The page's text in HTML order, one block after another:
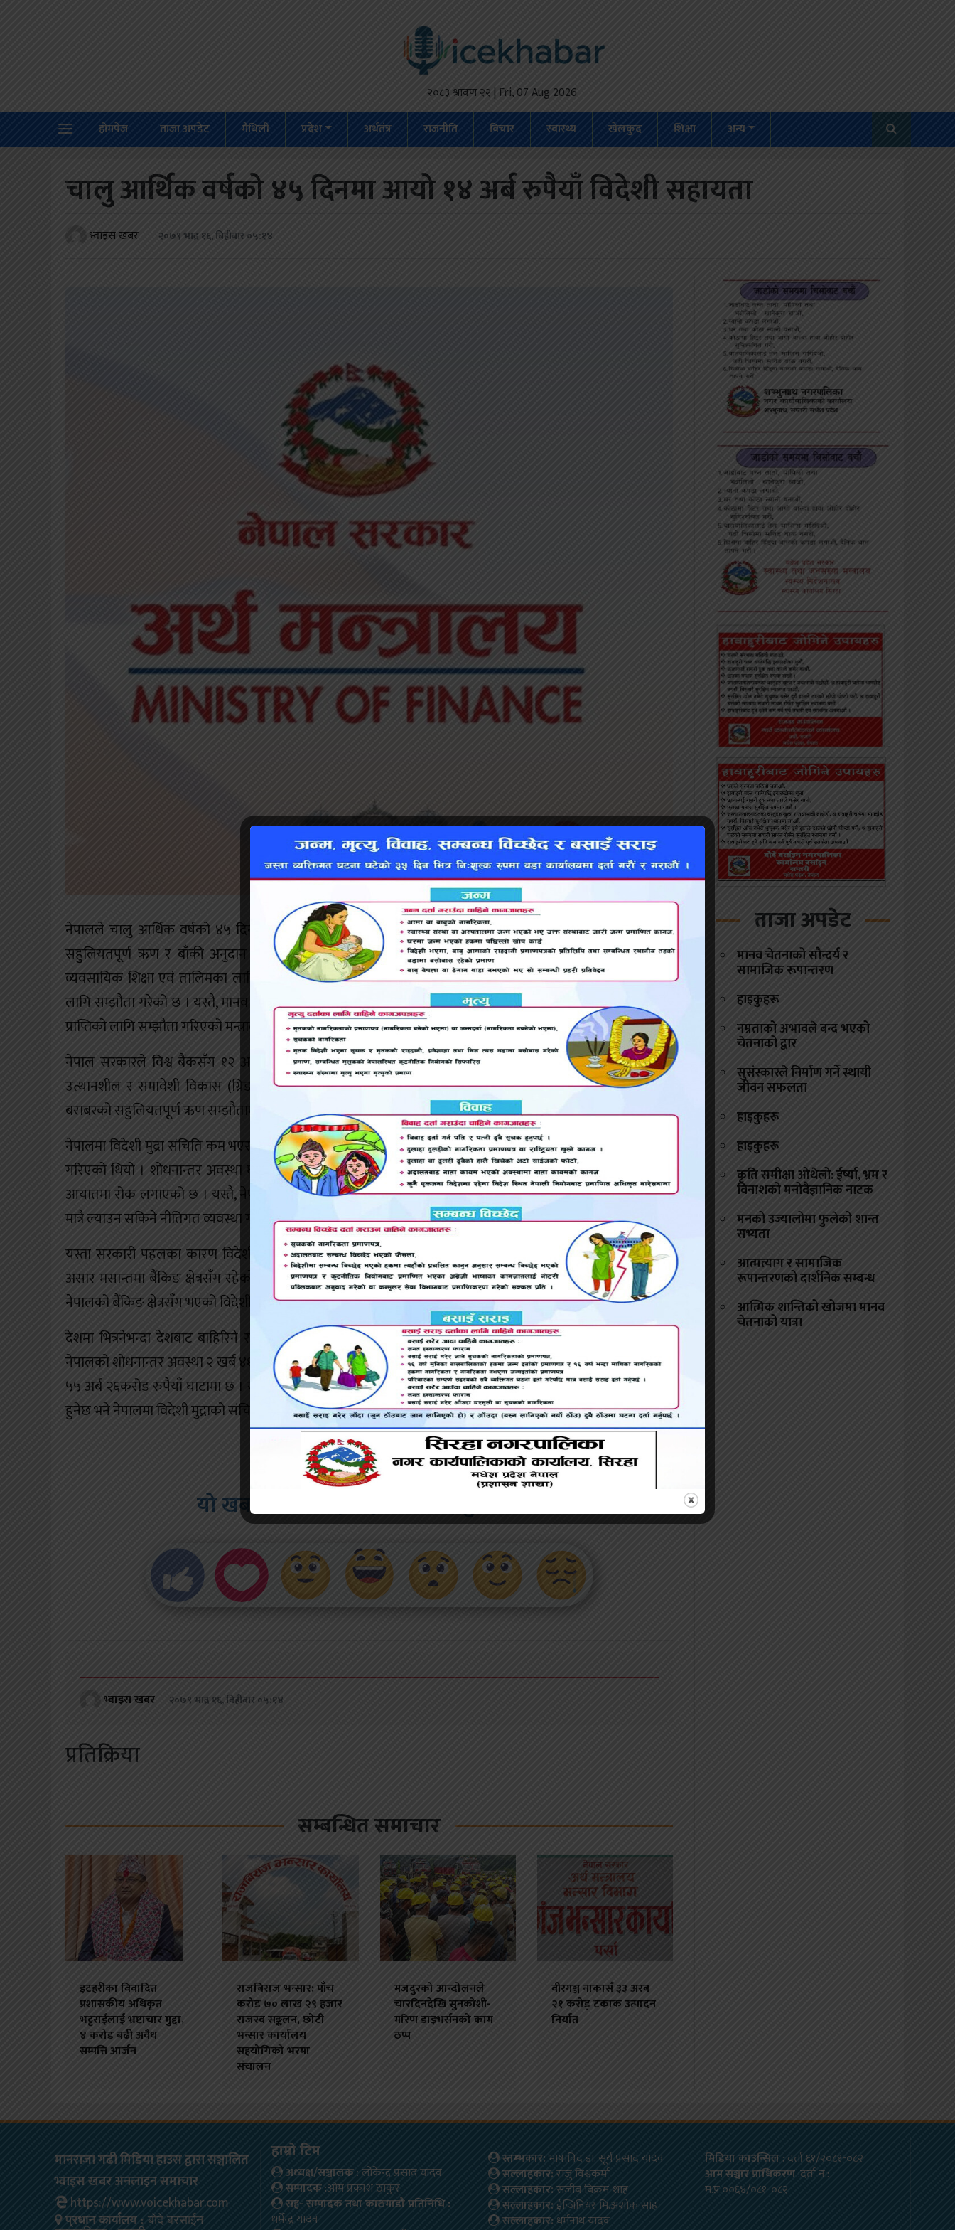
२०८३ श्रावण २२ | Fri, 07 Aug 2026
होमपेज
ताजा अपडेट मैथिली प्रदेश अर्थतंत्र राजनीति विचार स्वास्थ्य खेलकुद शिक्षा अन्य
चालु आर्थिक वर्षको ४५ दिनमा आयो १४ अर्ब रुपैयाँ विदेशी सहायता
भ्वाइस खबर २०७९ भाद्र १६, बिहीबार ०५:१४
नेपालले चालु आर्थिक वर्षको ४५ दिनमा १४ अर्ब रुपैयाँ विदेशी सहायता लिएको छ । यसमध्ये १२ अर्ब ७५ करोड रुपैयाँ
सहुलियतपूर्ण ऋण र बाँकी अनुदान रकम छ । अर्थ मन्त्रालयका अनुसार सरकारले चालु आर्थिक वर्षमा प्राविधिक तथा
व्यवसायिक शिक्षा एवं तालिमका लागि स्वीजरल्याण्ड सरकारसँग ९९ करोड १९ लाख बराबरको अनुदान सहायता प्राप्तिको
लागि सम्झौता गरेको छ । यस्तै, मानव श्रोत विकास सम्बन्धमा जापान सरकारसँग ३५ करोड रुपैयाँ बराबरको अनुदान सहयता
प्राप्तिको लागि सम्झौता गरिएको मन्त्रालयले जानकारी दियो ।
नेपाल सरकारले विश्व बैंकसँग १२ अर्ब ७५ करोड रुपैयाँ बराबरको सहुलियतपूर्ण ऋण पनि लिएको छ । नेपालमा हरित,
उत्थानशील र समावेशी विकास (ग्रिड) को लागि नेपाल सरकार र विश्व बैंकबीच करिब १२ अर्ब ७५ करोड नेपाली रुपैयाँ
बराबरको सहुलियतपूर्ण ऋण सम्झौतामा हस्ताक्षर भएको हो ।
नेपालमा विदेशी मुद्रा संचिति कम भएर शोधनान्तर अवस्था घाटामा गएपछि नेपालको अर्थतन्त्र नै टाट पल्टिने हो कि भन्ने चिन्ता
गरिएको थियो । शोधनान्तर अवस्था घाटामा गएको र विदेशी मुद्रा संचिति कम हुँदै गएपछि सरकारले विभिन्न प्रकारका वस्तु
आयातमा रोक लगाएको छ । यस्तै, नेपाल राष्ट्र बैंकले विभिन्न प्रकारका वस्तुको आयातमा शतप्रतिशतसम्म नगद मार्जिन राखेर
मात्रै ल्याउन सकिने नीतिगत व्यवस्था गरिसकेको छ ।
यस्ता सरकारी पहलका कारण विदेशी मुद्राको संचिति बढ्न थालेको छ । राष्ट्र बैंकले प्रकाशित गरेको तथ्यांक अनुसार गत
असार मसान्तमा बैंकिङ क्षेत्रसँग रहेको विदेशी मुद्रा संचितिले ७.८ महिनाको लागि वस्तु खरिद गर्न पुग्छ । गत पुस मसान्तमा
नेपालको बैंकिङ क्षेत्रसँग भएको विदेशी मुद्रा संचितिले जम्मा ७.२ महिनाको लागि मात्रै वस्तु आयात गर्न पुग्ने अवस्था थियो ।
देशमा भित्रनेभन्दा देशबाट बाहिरिने रकम बढी भएपछि शोधनान्तर अवस्था ऋणात्मक हुँदै गएको हो । गत पुस मसान्तमा
नेपालको शोधनान्तर अवस्था २ खर्ब ४१ अर्ब २३ करोड रुपैयाँ नोक्सानीमा थियो भने असार मसान्तमा यस्तो नोक्सानी बढेर २ खर्ब
५५ अर्ब २६करोड रुपैयाँ घाटामा छ । सरकारलाई प्राप्त हुने विदेशी ऋण र अनुदान बढ्न थालेपछि शोधनान्तर अवस्थामा सुधार
हुनेछ भने नेपालमा विदेशी मुद्राको संचिति पनि बढ्नेछ ।
यो खबर पढेर तपाईलाई कस्तो महसुस भयो ?
भ्वाइस खबर २०७९ भाद्र १६, बिहीबार ०५:१४
प्रतिक्रिया
सम्बन्धित समाचार
इटहरीका विवादित
प्रशासकीय अधिकृत
भट्टराईलाई भ्रष्टाचार मुद्दा,
४ करोड बढी अवैध
सम्पत्ति आर्जन
राजबिराज भन्सार: पाँच
करोड ७० लाख २९ हजार
राजस्व सङ्कलन, छोटी
भन्सार कार्यालय
सहयोगिको भरमा
संचालन
मजदुरको आन्दोलनले
चारदिनदेखि सुनकोशी-
मरिण डाइभर्सनको काम
ठप्प
वीरगञ्ज नाकासँ ३३ अरब
२१ करोड़ टकाक उत्पादन
निर्यात
ताजा अपडेट
मानव चेतनाको सौन्दर्य र
सामाजिक रूपान्तरण
हाइकुहरू
नम्रताको अभावले बन्द भएको
चेतनाको द्वार
सुसंस्कारले निर्माण गर्ने स्थायी
जीवन सफलता
हाइकुहरू
हाइकुहरू
कृति समीक्षा ओथेलो: ईर्ष्या, भ्रम र
विनाशको मनोवैज्ञानिक नाटक
मनको उज्यालोमा फुलेको शान्त
सभ्यता
आत्मत्याग र सामाजिक
रूपान्तरणको दार्शनिक सम्बन्ध
आत्मिक शान्तिको खोजमा मानव
चेतनाको यात्रा
मानराजा गढी मिडिया हाउस द्वारा सञ्चालित
भ्वाइस खबर अनलाइन समाचार
https://www.voicekhabar.com
प्रधान कार्यालय : बोदे बरसाईन
हाम्रो टिम
अध्यक्ष/सञ्चालक: लोकेन्द्र प्रसाद यादव
सम्पादक:ओम प्रकाश ठाकुर
सह- सम्पादक तथा काठमाडौ प्रतिनिधि :
धर्मेन्द्र यादव
स्तम्भकार:भाषाविद डा. सूर्य प्रसाद यादव
सल्लाहकार:राजु विश्वकर्मा
सल्लाहकार:संजीब बिक्रम शाह
सल्लाहकार:ईन्जिनियर मि.अशोक साह
सल्लाहकार: धर्मनाथ यादव
मिडिया काउन्सिल: दर्ता ६१/२०८१-०८२
आम सञ्चार प्राधिकरण:दर्ता नं.:
म.प्र.००६४/०८१-०८२